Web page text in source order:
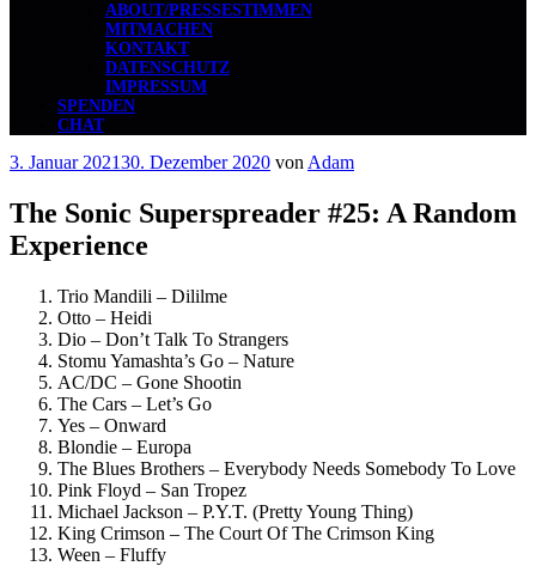
ABOUT/PRESSESTIMMEN
MITMACHEN
KONTAKT
DATENSCHUTZ
IMPRESSUM
SPENDEN
CHAT
Veröffentlicht
3. Januar 202130. Dezember 2020 von Adam
The Sonic Superspreader #25: A Random
Experience
Trio Mandili – Dililme
Otto – Heidi
Dio – Don’t Talk To Strangers
Stomu Yamashta’s Go – Nature
AC/DC – Gone Shootin
The Cars – Let’s Go
Yes – Onward
Blondie – Europa
The Blues Brothers – Everybody Needs Somebody To Love
Pink Floyd – San Tropez
Michael Jackson – P.Y.T. (Pretty Young Thing)
King Crimson – The Court Of The Crimson King
Ween – Fluffy